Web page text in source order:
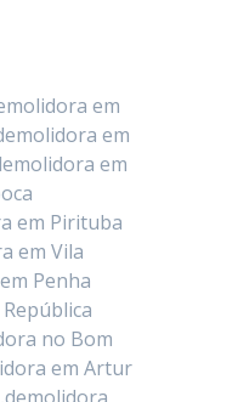
em
em
em
em Pirituba
em Vila
Penha
no Bom
em Artur